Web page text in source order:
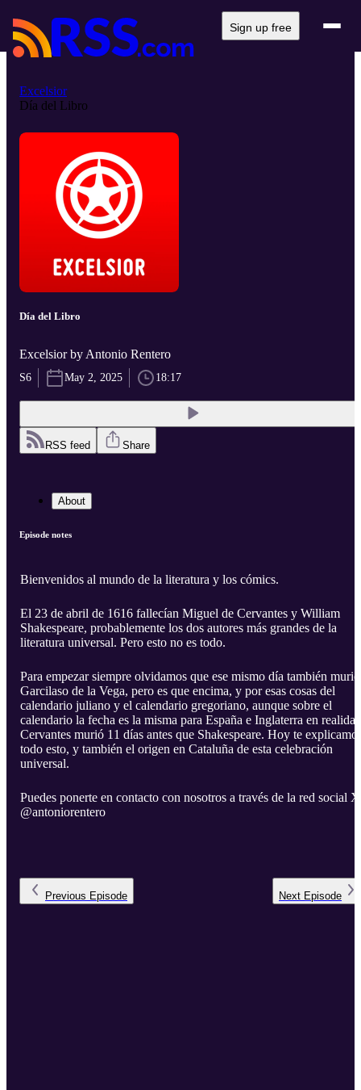
Sign up free
Excelsior
Día del Libro
Día del Libro
Excelsior by Antonio Rentero
S6 May 2, 2025 18:17
RSS feed Share
About
Episode notes
Bienvenidos al mundo de la literatura y los cómics.
El 23 de abril de 1616 fallecían Miguel de Cervantes y William
Shakespeare, probablemente los dos autores más grandes de la
literatura universal. Pero esto no es todo.
Para empezar siempre olvidamos que ese mismo día también murió
Garcilaso de la Vega, pero es que encima, y por esas cosas del
calendario juliano y el calendario gregoriano, aunque sobre el
calendario la fecha es la misma para España e Inglaterra en realidad
Cervantes murió 11 días antes que Shakespeare. Hoy te
todo esto, y también el origen en Cataluña de esta celebración
universal.
Puedes ponerte en contacto con nosotros a través de la red social
@antoniorentero
Previous Episode Next Episode